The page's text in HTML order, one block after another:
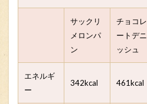
サックリ
メロンパ
ン
チョコレ
ートデニ
ッシュ
エネルギ
ー
342kcal 461kcal